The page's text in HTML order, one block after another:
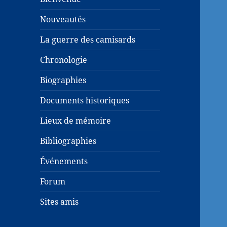
Nouveautés
La guerre des camisards
Chronologie
Biographies
Documents historiques
Lieux de mémoire
Bibliographies
Événements
Forum
Sites amis